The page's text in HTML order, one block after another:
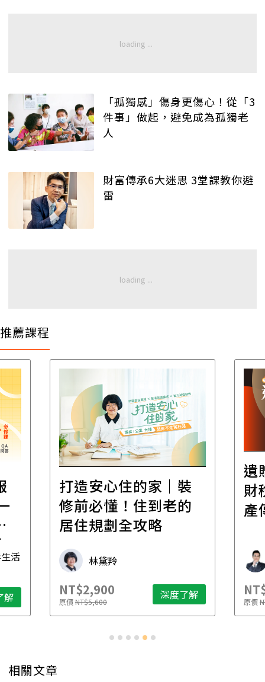
「孤獨感」傷身更傷心！從「3
件事」做起，避免成為孤獨老
人
財富傳承6大迷思 3堂課教你避
雷
推薦課程
活
解
打造安心住的家｜裝
修前必懂！住到老的
居住規劃全攻略
林黛羚
NT$2,900
原價NT$5,600 深度了解
遺
財
產
原價
相關文章